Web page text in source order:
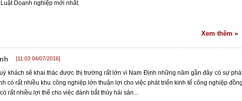
Doanh nghiệp mới nhất.
Xem thêm »
[11:03 04/07/2016]
khách sẽ khai thác được thị trường rất lớn vì Nam Định những năm gần đây có sự
có rất nhiều khu công nghiệp lớn thuận lợi cho việc phát triển kinh tế công nghiệp đồng
rất nhiều lợi thế cho việc đánh bắt thủy hải sản...